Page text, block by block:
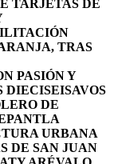
TARJETAS DE
TRAS
PASIÓN Y
DIECISEISAVOS
DE
URBANA
DE SAN JUAN